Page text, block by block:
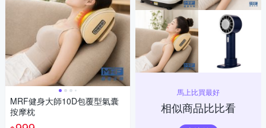
MRF健身大師10D包覆型氣囊
按摩枕
馬上比買最好
相似商品比比看